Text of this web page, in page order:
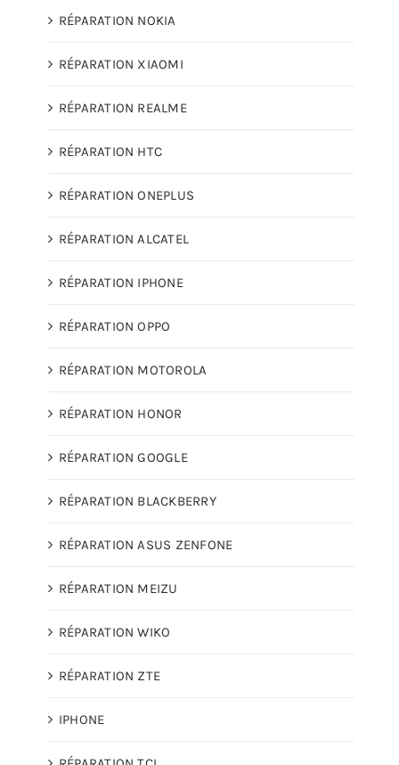
RÉPARATION NOKIA
RÉPARATION XIAOMI
RÉPARATION REALME
RÉPARATION HTC
RÉPARATION ONEPLUS
RÉPARATION ALCATEL
RÉPARATION IPHONE
RÉPARATION OPPO
RÉPARATION MOTOROLA
RÉPARATION HONOR
RÉPARATION GOOGLE
RÉPARATION BLACKBERRY
RÉPARATION ASUS ZENFONE
RÉPARATION MEIZU
RÉPARATION WIKO
RÉPARATION ZTE
IPHONE